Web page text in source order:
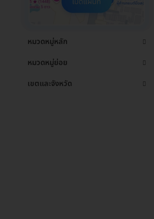
หมวดหมู่หลัก
หมวดหมู่ย่อย
เขตและจังหวัด